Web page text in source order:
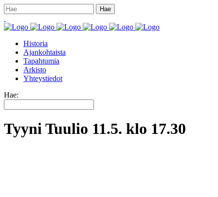
Historia
Ajankohtaista
Tapahtumia
Arkisto
Yhteystiedot
Hae:
Tyyni Tuulio 11.5. klo 17.30